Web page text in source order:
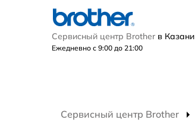
Сервисный центр Brother в Казани
Ежедневно с 9:00 до 21:00
Сервисный центр Brother